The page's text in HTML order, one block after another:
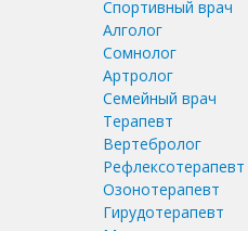
Спортивный врач
Алголог
Сомнолог
Артролог
Семейный врач
Терапевт
Вертебролог
Рефлексотерапевт
Озонотерапевт
Гирудотерапевт